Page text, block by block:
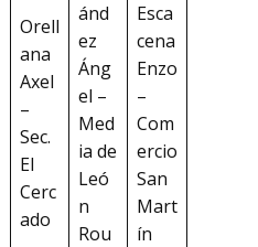
Orell
ana
Axel
–
Sec.
El
Cerc
ado
ánd
ez
Áng
el –
Med
ia de
Leó
n
Rou
Esca
cena
Enzo
–
Com
ercio
San
Mart
ín